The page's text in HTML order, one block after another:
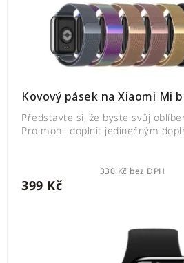
Kovový pásek na Xiaomi Mi
330 Kč bez DPH
399 Kč
Představte si, že byste svůj
Pro mohli doplnit jedinečným